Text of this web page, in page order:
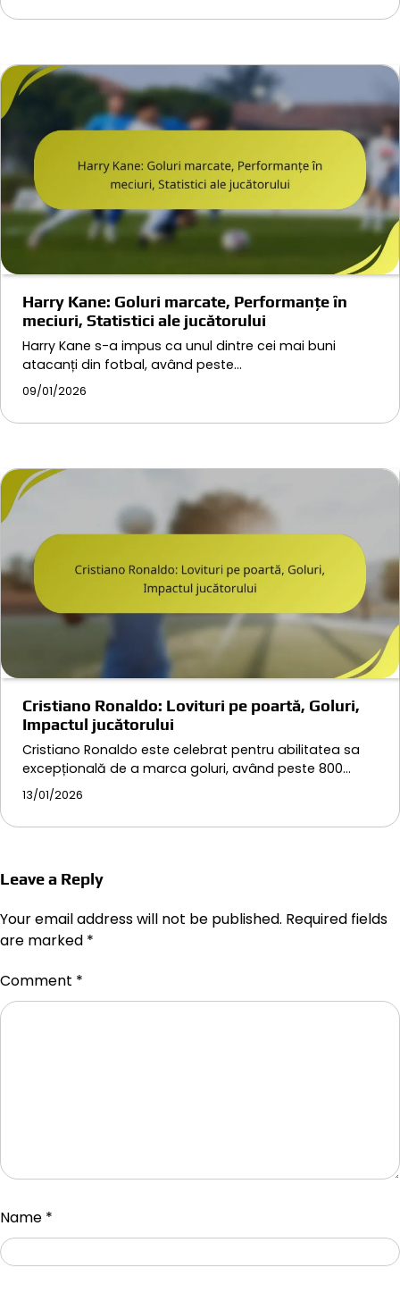
Harry Kane: Goluri marcate, Performanțe în
meciuri, Statistici ale jucătorului
Harry Kane s-a impus ca unul dintre cei mai buni
atacanți din fotbal, având peste…
09/01/2026
Cristiano Ronaldo: Lovituri pe poartă, Goluri,
Impactul jucătorului
Cristiano Ronaldo este celebrat pentru abilitatea sa
excepțională de a marca goluri, având peste 800…
13/01/2026
Leave a Reply
Your email address will not be published. Required fields
are marked *
Comment *
Name *